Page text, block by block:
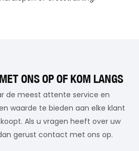
ONS OP OF KOM LANGS
de meest attente service en
waarde te bieden aan elke klant
Als u vragen heeft over uw
gerust contact met ons op.